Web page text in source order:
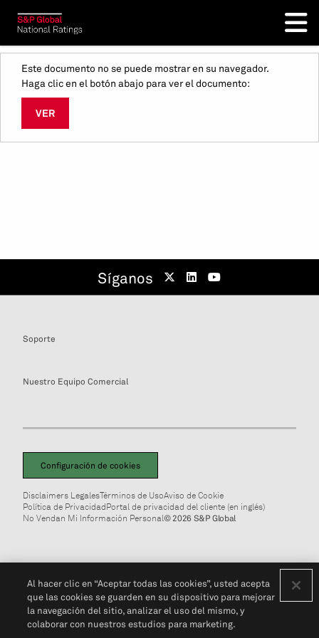
Este documento no se puede mostrar en su navegador.
Haga clic en el botón abajo para ver el documento:
VER
Síganos
Soporte
Nuestro Equipo Comercial
Configuración de cookies
Disclaimers LegalesTérminos de UsoAviso de Cookie
Política de PrivacidadPortal de privacidad del cliente (en inglés)
No Vendan Mi Información Personal© 2026 S&P Global
Al hacer clic en “Aceptar todas las cookies”, usted acepta
que las cookies se guarden en su dispositivo para mejorar
la navegación del sitio, analizar el uso del mismo, y
colaborar con nuestros estudios para marketing.